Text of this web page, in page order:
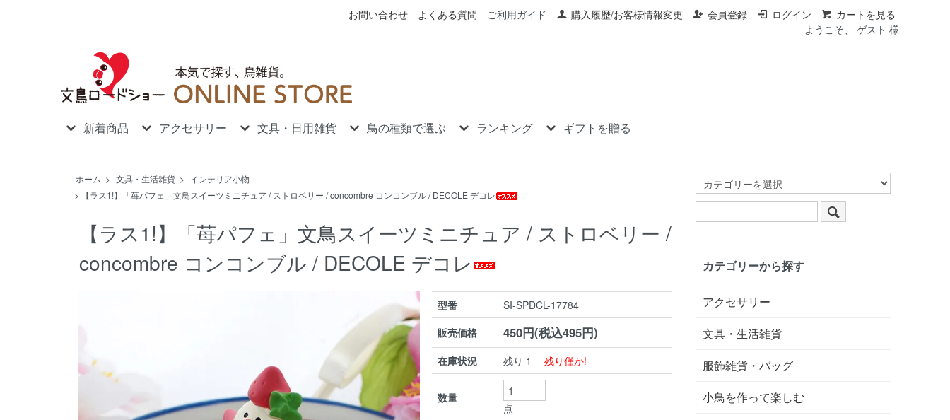
お問い合わせ よくある質問 ご利用ガイド 購入履歴/お客様情報変更 会員登録 ログイン
カートを見る
ようこそ、 ゲスト 様
新着商品 アクセサリー 文具・日用雑貨 鳥の種類で選ぶ ランキング ギフトを贈る
ホーム > 文具・生活雑貨 > インテリア小物
>
【ラス1!】「苺パフェ」文鳥スイーツミニチュア / ストロベリー / concombre コンコンブル / DECOLE デコレ
【ラス1!】「苺パフェ」文鳥スイーツミニチュア / ストロベリー /
concombre コンコンブル / DECOLE デコレ
型番
SI-SPDCL-17784
販売価格
450円(税込495円)
在庫状況 残り 1残り僅か!
数量
点
カテゴリーから探す
アクセサリー
文具・生活雑貨
服飾雑貨・バッグ
小鳥を作って楽しむ